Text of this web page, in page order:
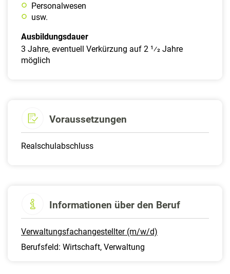
Personalwesen
usw.
Ausbildungsdauer
3 Jahre, eventuell Verkürzung auf 2 1⁄2 Jahre
möglich
Voraussetzungen
Realschulabschluss
Informationen über den Beruf
Verwaltungsfachangestellter (m/w/d)
Berufsfeld: Wirtschaft, Verwaltung